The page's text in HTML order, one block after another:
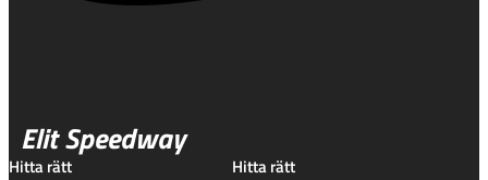
Elit Speedway
Hitta rätt Hitta rätt